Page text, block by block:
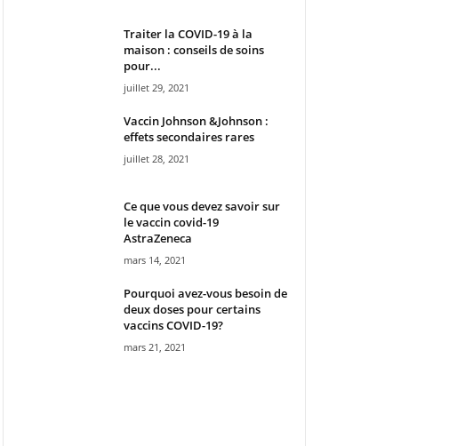
Traiter la COVID-19 à la
maison : conseils de soins
pour...
juillet 29, 2021
Vaccin Johnson &Johnson :
effets secondaires rares
juillet 28, 2021
Ce que vous devez savoir sur
le vaccin covid-19
AstraZeneca
mars 14, 2021
Pourquoi avez-vous besoin de
deux doses pour certains
vaccins COVID-19?
mars 21, 2021